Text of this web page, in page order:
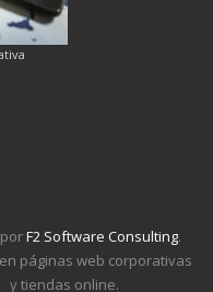
F2 Software Consulting.
páginas web corporativas
y tiendas online.